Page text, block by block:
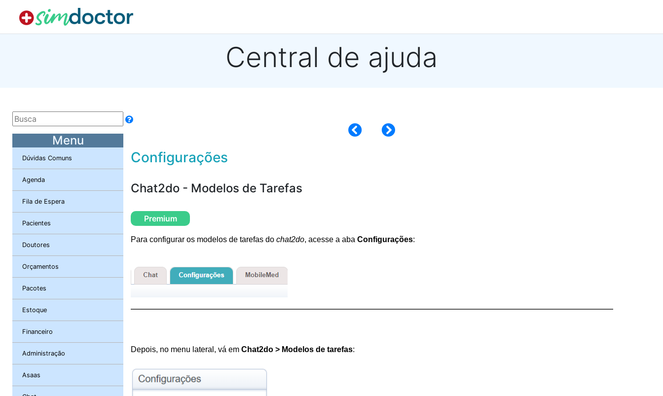
Central de ajuda
Menu
Dúvidas Comuns
Agenda
Fila de Espera
Pacientes
Doutores
Orçamentos
Pacotes
Estoque
Financeiro
Administração
Asaas
Configurações
Chat2do - Modelos de Tarefas
Premium
Para configurar os modelos de tarefas do chat2do, acesse a aba Configurações:
Depois, no menu lateral, vá em Chat2do > Modelos de tarefas: